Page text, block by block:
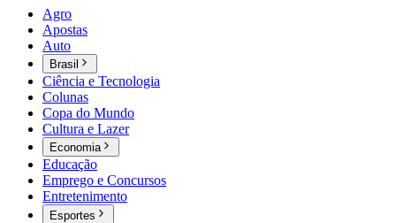
Agro
Apostas
Auto
Brasil
Ciência e Tecnologia
Colunas
Copa do Mundo
Cultura e Lazer
Economia
Educação
Emprego e Concursos
Entretenimento
Esportes